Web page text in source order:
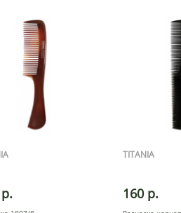
TITANIA
160 р.